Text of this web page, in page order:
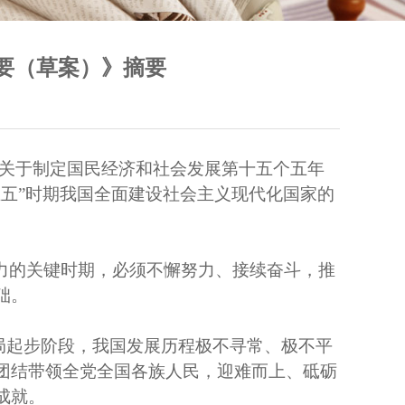
（草案）》摘要
于制定国民经济和社会发展第十五个五年
”时期我国全面建设社会主义现代化国家的
关键时期，必须不懈努力、接续奋斗，推
步阶段，我国发展历程极不寻常、极不平
带领全党全国各族人民，迎难而上、砥砺
。